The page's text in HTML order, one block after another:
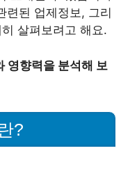
련된 업제정보, 그리
살펴보려고 해요.
영향력을 분석해 보
?